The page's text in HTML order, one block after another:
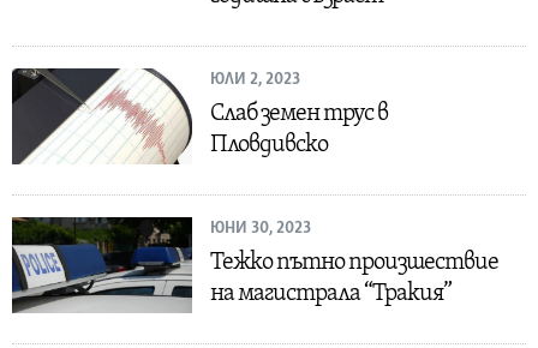
ЮЛИ 2, 2023
Слаб земен трус в
Пловдивско
ЮНИ 30, 2023
Тежко пътно произшествие
на магистрала “Тракия”